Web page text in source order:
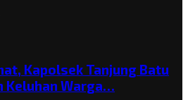
Kapolsek Tanjung Batu
Keluhan Warga…